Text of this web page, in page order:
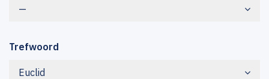
—
Trefwoord
Euclid